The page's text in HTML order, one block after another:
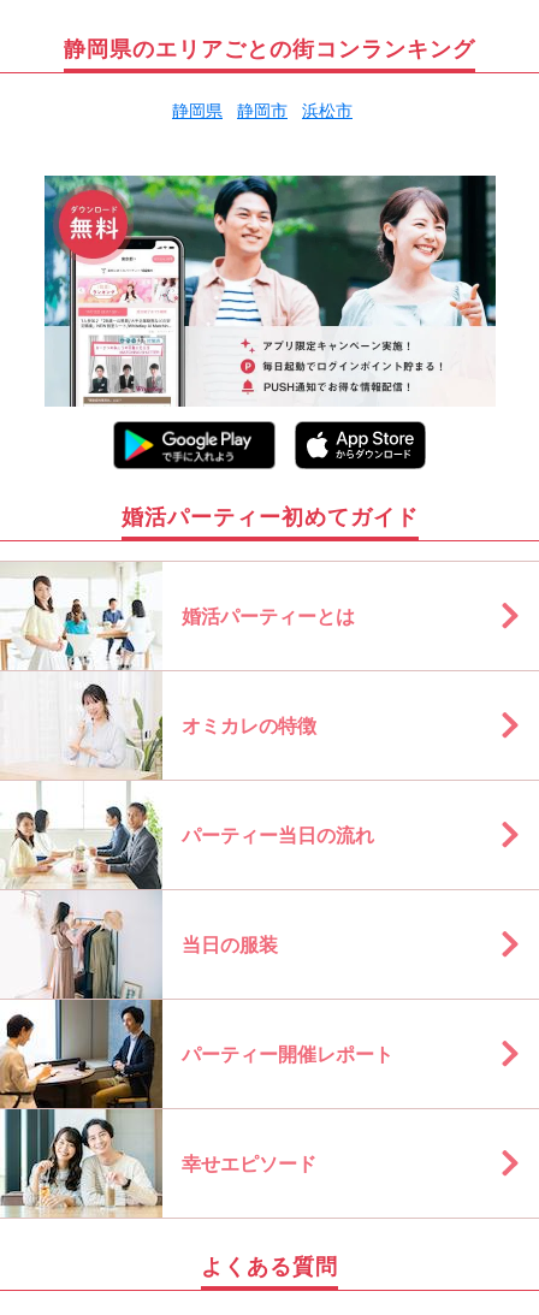
静岡県のエリアごとの街コンランキング
静岡県 静岡市 浜松市
婚活パーティー初めてガイド
婚活パーティーとは
オミカレの特徴
パーティー当日の流れ
当日の服装
パーティー開催レポート
幸せエピソード
よくある質問